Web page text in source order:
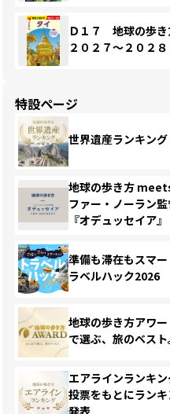
Ｄ１７ 地球の歩
２０２７～２０２８
特設ページ
世界遺産ランキング
地球の歩き方
ファー・ノーラン
『オデュッセイア』
準備も滞在もスマ
ラベルハック2026
地球の歩き方アワ
で選ぶ、旅のベスト
エアラインランキ
投票をもとにラン
発表